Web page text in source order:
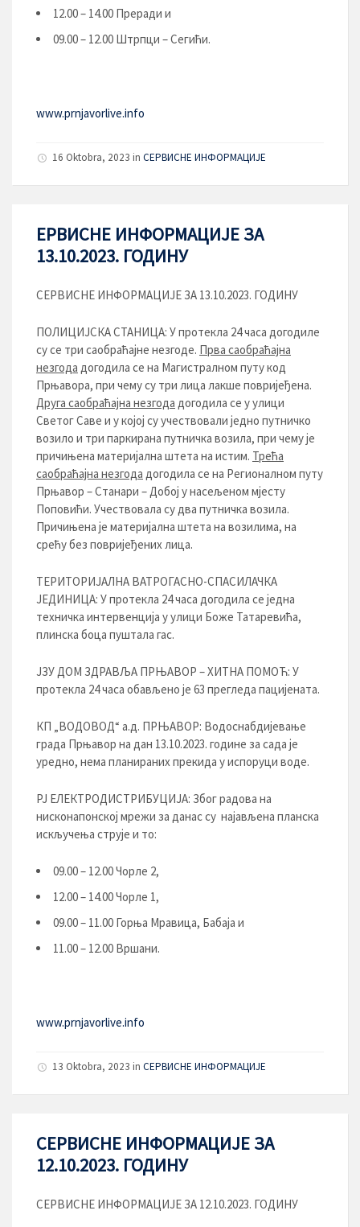
12.00 – 14.00 Преради и
09.00 – 12.00 Штрпци – Сегићи.
www.prnjavorlive.info
16 Oktobra, 2023 in СЕРВИСНЕ ИНФОРМАЦИЈЕ
ЕРВИСНЕ ИНФОРМАЦИЈЕ ЗА
13.10.2023. ГОДИНУ
СЕРВИСНЕ ИНФОРМАЦИЈЕ ЗА 13.10.2023. ГОДИНУ
ПОЛИЦИЈСКА СТАНИЦА: У протекла 24 часа догодиле
су се три саобраћајне незгоде. Прва саобраћајна
незгода догодила се на Магистралном путу код
Прњавора, при чему су три лица лакше повријеђена.
Друга саобраћајна незгода догодила се у улици
Светог Саве и у којој су учествовали једно путничко
возило и три паркирана путничка возила, при чему је
причињена материјална штета на истим. Трећа
саобраћајна незгода догодила се на Регионалном путу
Прњавор – Станари – Добој у насељеном мјесту
Поповићи. Учествовала су два путничка возила.
Причињена је материјална штета на возилима, на
срећу без повријеђених лица.
ТЕРИТОРИЈАЛНА ВАТРОГАСНО-СПАСИЛАЧКА
ЈЕДИНИЦА: У протекла 24 часа догодила се једна
техничка интервенција у улици Боже Татаревића,
плинска боца пуштала гас.
ЈЗУ ДОМ ЗДРАВЉА ПРЊАВОР – ХИТНА ПОМОЋ: У
протекла 24 часа обављено је 63 прегледа пацијената.
КП „ВОДОВОД“ а.д. ПРЊАВОР: Водоснабдијевање
града Прњавор на дан 13.10.2023. године за сада је
уредно, нема планираних прекида у испоруци воде.
РЈ ЕЛЕКТРОДИСТРИБУЦИЈA: Због радова на
нисконапонској мрежи за данас су најављена планска
искључења струје и то:
09.00 – 12.00 Чорле 2,
12.00 – 14.00 Чорле 1,
09.00 – 11.00 Горња Мравица, Бабаја и
11.00 – 12.00 Вршани.
www.prnjavorlive.info
13 Oktobra, 2023 in СЕРВИСНЕ ИНФОРМАЦИЈЕ
СЕРВИСНЕ ИНФОРМАЦИЈЕ ЗА
12.10.2023. ГОДИНУ
СЕРВИСНЕ ИНФОРМАЦИЈЕ ЗА 12.10.2023. ГОДИНУ